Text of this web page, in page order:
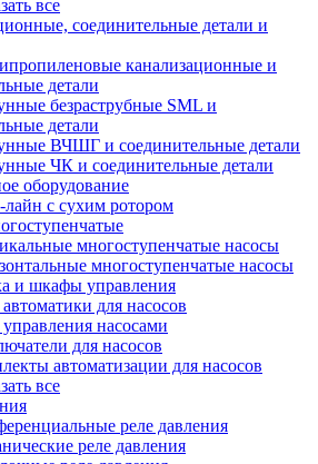
все
соединительные детали и
канализационные и
детали
безраструбные SML и
детали
ВЧШГ и соединительные детали
ЧК и соединительные детали
оборудование
с сухим ротором
многоступенчатые насосы
многоступенчатые насосы
и шкафы управления
для насосов
насосами
для насосов
автоматизации для насосов
все
реле давления
реле давления